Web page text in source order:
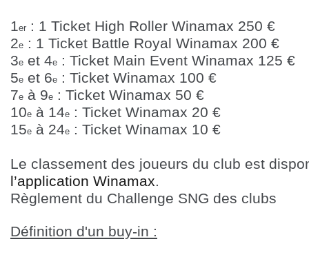
1er : 1 Ticket High Roller Winamax 250 €
2e : 1 Ticket Battle Royal Winamax 200 €
3e et 4e : Ticket Main Event Winamax 125 €
5e et 6e : Ticket Winamax 100 €
7e à 9e : Ticket Winamax 50 €
10e à 14e : Ticket Winamax 20 €
15e à 24e : Ticket Winamax 10 €
Le classement des joueurs du club est
l’application Winamax.
Règlement du Challenge SNG des clubs
Définition d'un buy-in :